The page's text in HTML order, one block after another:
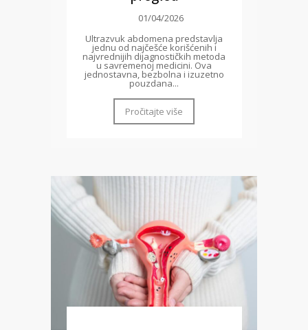
01/04/2026
Ultrazvuk abdomena predstavlja
jednu od najčešće korišćenih i
najvrednijih dijagnostičkih metoda
u savremenoj medicini. Ova
jednostavna, bezbolna i izuzetno
pouzdana...
Pročitajte više